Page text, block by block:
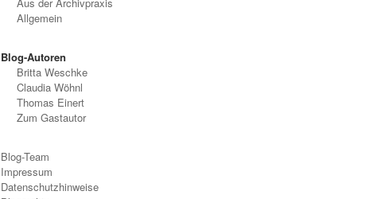
Aus der Archivpraxis
Allgemein
Blog-Autoren
Britta Weschke
Claudia Wöhnl
Thomas Einert
Zum Gastautor
Blog-Team
Impressum
Datenschutzhinweise